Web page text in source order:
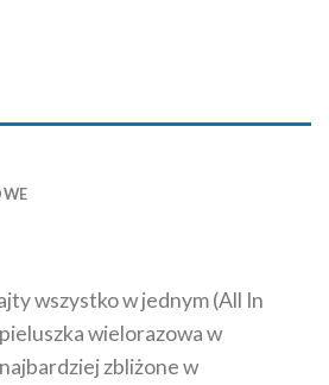
wszystko w jednym (All In
wielorazowa w
zbliżone w